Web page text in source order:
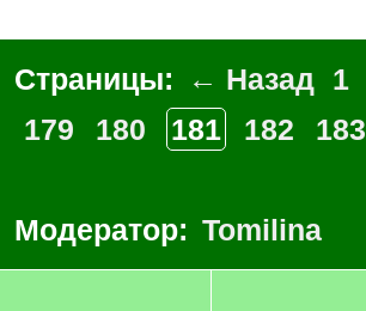
Страницы: ← Назад 1
179
180 181 182 183
Модератор: Tomilina